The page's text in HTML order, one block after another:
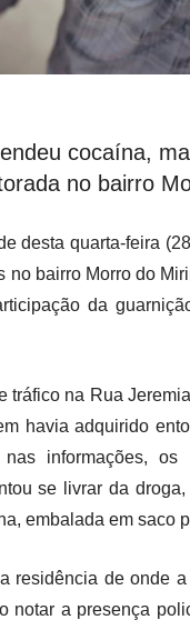
cocaína,
no bairro
desta quarta-feira
bairro Morro do
da
tráfico na Rua
havia adquirido
informações, os
se livrar da
embalada em saco
residência de onde
notar a presença